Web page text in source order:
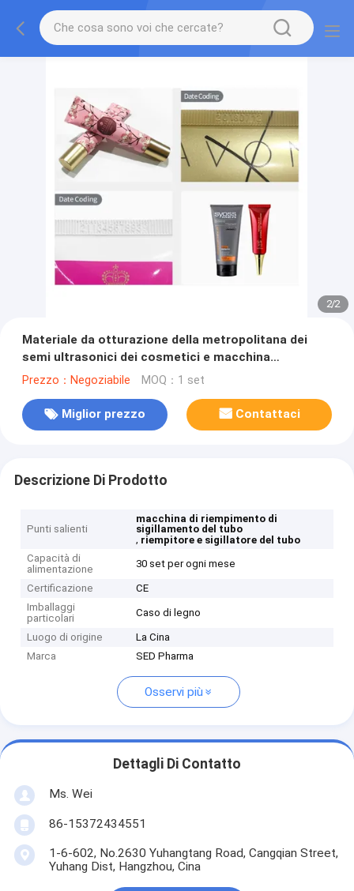
2/2
Materiale da otturazione della metropolitana dei
semi ultrasonici dei cosmetici e macchina
automatici di sigillamento con il rendimento elevato
Prezzo：Negoziabile MOQ：1 set
Miglior prezzo Contattaci
Descrizione Di Prodotto
Punti salienti
macchina di riempimento di
sigillamento del tubo
, riempitore e sigillatore del tubo
Capacità di
alimentazione
30 set per ogni mese
Certificazione
CE
Imballaggi
particolari
Caso di legno
Luogo di origine
La Cina
Marca
SED Pharma
Osservi più
Dettagli Di Contatto
Ms. Wei
86-15372434551
1-6-602, No.2630 Yuhangtang Road, Cangqian Street,
Yuhang Dist, Hangzhou, Cina